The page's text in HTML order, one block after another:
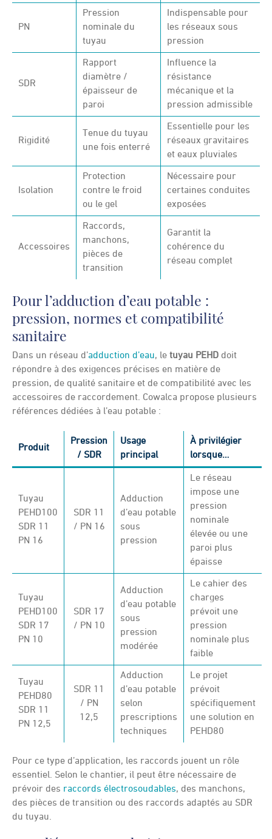
PN
Pression
nominale du
tuyau
Indispensable pour
les réseaux sous
pression
SDR
Rapport
diamètre /
épaisseur de
paroi
Influence la
résistance
mécanique et la
pression admissible
Rigidité
Tenue du tuyau
une fois enterré
Essentielle pour les
réseaux gravitaires
et eaux pluviales
Isolation
Protection
contre le froid
ou le gel
Nécessaire pour
certaines conduites
exposées
Accessoires
Raccords,
manchons,
pièces de
transition
Garantit la
cohérence du
réseau complet
Pour l’adduction d’eau potable :
pression, normes et compatibilité
sanitaire
Dans un réseau d’adduction d’eau, le tuyau PEHD doit
répondre à des exigences précises en matière de
pression, de qualité sanitaire et de compatibilité avec les
accessoires de raccordement. Cowalca propose plusieurs
références dédiées à l’eau potable :
Produit
Pression
/ SDR
Usage
principal
À privilégier
lorsque…
Tuyau
PEHD100
SDR 11
PN 16
SDR 11
/ PN 16
Adduction
d’eau potable
sous
pression
Le réseau
impose une
pression
nominale
élevée ou une
paroi plus
épaisse
Tuyau
PEHD100
SDR 17
PN 10
SDR 17
/ PN 10
Adduction
d’eau potable
sous
pression
modérée
Le cahier des
charges
prévoit une
pression
nominale plus
faible
Tuyau
PEHD80
SDR 11
PN 12,5
SDR 11
/ PN
12,5
Adduction
d’eau potable
selon
prescriptions
techniques
Le projet
prévoit
spécifiquement
une solution en
PEHD80
Pour ce type d’application, les raccords jouent un rôle
essentiel. Selon le chantier, il peut être nécessaire de
prévoir des raccords électrosoudables, des manchons,
des pièces de transition ou des raccords adaptés au SDR
du tuyau.